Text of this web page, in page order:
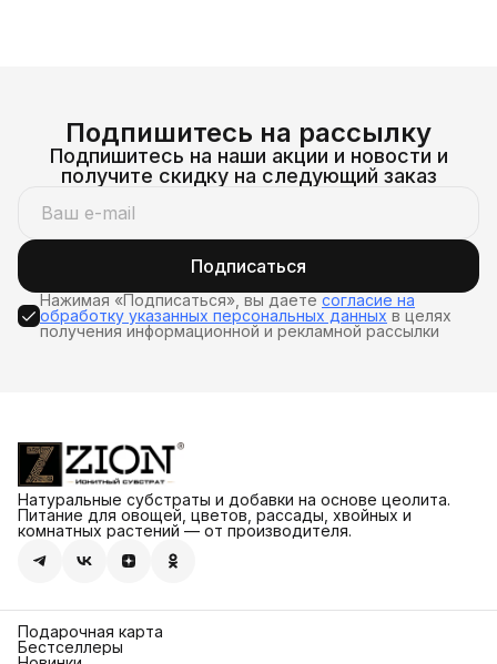
Подпишитесь на рассылку
Подпишитесь на наши акции и новости и
получите скидку на следующий заказ
Подписаться
Нажимая «Подписаться», вы даете согласие на
обработку указанных персональных данных в целях
получения информационной и рекламной рассылки
Натуральные субстраты и добавки на основе цеолита.
Питание для овощей, цветов, рассады, хвойных и
комнатных растений — от производителя.
Подарочная карта
Бестселлеры